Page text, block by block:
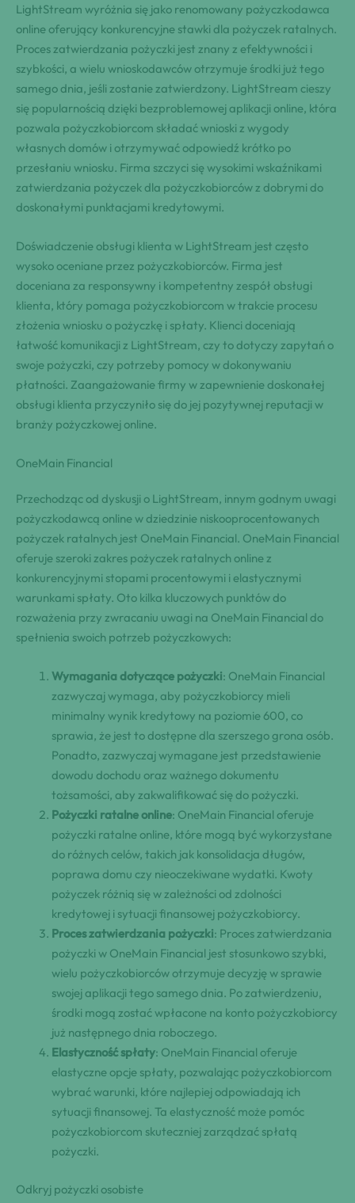
LightStream wyróżnia się jako renomowany pożyczkodawca
online oferujący konkurencyjne stawki dla pożyczek ratalnych.
Proces zatwierdzania pożyczki jest znany z efektywności i
szybkości, a wielu wnioskodawców otrzymuje środki już tego
samego dnia, jeśli zostanie zatwierdzony. LightStream cieszy
się popularnością dzięki bezproblemowej aplikacji online, która
pozwala pożyczkobiorcom składać wnioski z wygody
własnych domów i otrzymywać odpowiedź krótko po
przesłaniu wniosku. Firma szczyci się wysokimi wskaźnikami
zatwierdzania pożyczek dla pożyczkobiorców z dobrymi do
doskonałymi punktacjami kredytowymi.
Doświadczenie obsługi klienta w LightStream jest często
wysoko oceniane przez pożyczkobiorców. Firma jest
doceniana za responsywny i kompetentny zespół obsługi
klienta, który pomaga pożyczkobiorcom w trakcie procesu
złożenia wniosku o pożyczkę i spłaty. Klienci doceniają
łatwość komunikacji z LightStream, czy to dotyczy zapytań o
swoje pożyczki, czy potrzeby pomocy w dokonywaniu
płatności. Zaangażowanie firmy w zapewnienie doskonałej
obsługi klienta przyczyniło się do jej pozytywnej reputacji w
branży pożyczkowej online.
OneMain Financial
Przechodząc od dyskusji o LightStream, innym godnym uwagi
pożyczkodawcą online w dziedzinie niskooprocentowanych
pożyczek ratalnych jest OneMain Financial. OneMain Financial
oferuje szeroki zakres pożyczek ratalnych online z
konkurencyjnymi stopami procentowymi i elastycznymi
warunkami spłaty. Oto kilka kluczowych punktów do
rozważenia przy zwracaniu uwagi na OneMain Financial do
spełnienia swoich potrzeb pożyczkowych:
Wymagania dotyczące pożyczki: OneMain Financial
zazwyczaj wymaga, aby pożyczkobiorcy mieli
minimalny wynik kredytowy na poziomie 600, co
sprawia, że jest to dostępne dla szerszego grona osób.
Ponadto, zazwyczaj wymagane jest przedstawienie
dowodu dochodu oraz ważnego dokumentu
tożsamości, aby zakwalifikować się do pożyczki.
Pożyczki ratalne online: OneMain Financial oferuje
pożyczki ratalne online, które mogą być wykorzystane
do różnych celów, takich jak konsolidacja długów,
poprawa domu czy nieoczekiwane wydatki. Kwoty
pożyczek różnią się w zależności od zdolności
kredytowej i sytuacji finansowej pożyczkobiorcy.
Proces zatwierdzania pożyczki: Proces zatwierdzania
pożyczki w OneMain Financial jest stosunkowo szybki,
wielu pożyczkobiorców otrzymuje decyzję w sprawie
swojej aplikacji tego samego dnia. Po zatwierdzeniu,
środki mogą zostać wpłacone na konto pożyczkobiorcy
już następnego dnia roboczego.
Elastyczność spłaty: OneMain Financial oferuje
elastyczne opcje spłaty, pozwalając pożyczkobiorcom
wybrać warunki, które najlepiej odpowiadają ich
sytuacji finansowej. Ta elastyczność może pomóc
pożyczkobiorcom skuteczniej zarządzać spłatą
pożyczki.
Odkryj pożyczki osobiste